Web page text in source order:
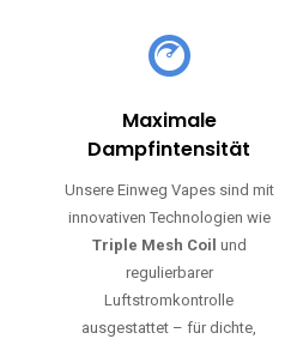
Maximale
Dampfintensität
Unsere Einweg Vapes sind mit
innovativen Technologien wie
Triple Mesh Coil und
regulierbarer
Luftstromkontrolle
ausgestattet – für dichte,